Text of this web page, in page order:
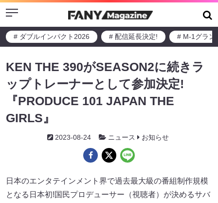
Menu
# ダブルインパクト2026 # 配信延長決定! # M-1グラン
KEN THE 390がSEASON2に続きラ
ップトレーナーとして参加決定!
『PRODUCE 101 JAPAN THE
GIRLS』
2023-08-24 ニュース お知らせ
日本のエンタテインメント界で過去最大級の番組制作規模
となる日本初!国民プロデューサー（視聴者）が決めるサバ